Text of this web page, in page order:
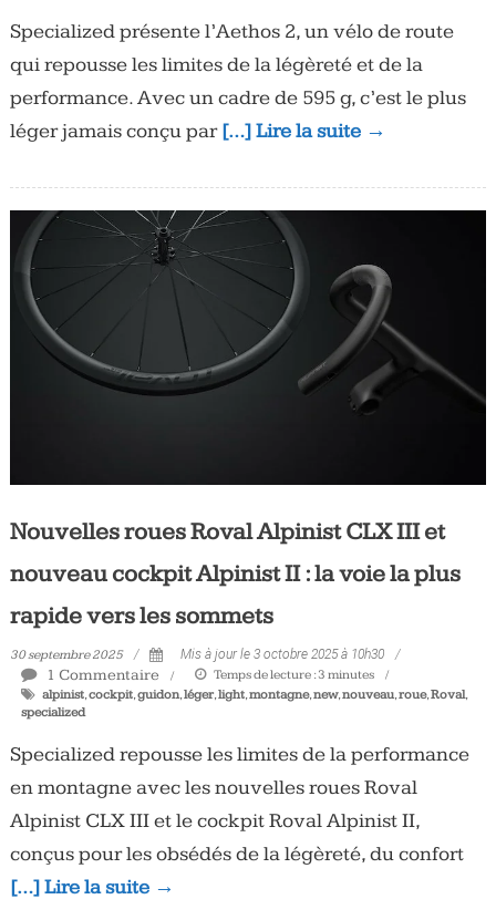
Specialized présente l’Aethos 2, un vélo de route
qui repousse les limites de la légèreté et de la
performance. Avec un cadre de 595 g, c’est le plus
léger jamais conçu par[…] Lire la suite →
Nouvelles roues Roval Alpinist CLX III et
nouveau cockpit Alpinist II : la voie la plus
rapide vers les sommets
30 septembre 2025 Mis à jour le 3 octobre 2025 à 10h30
1 Commentaire Temps de lecture :3 minutes
alpinist,cockpit,guidon,léger,light,montagne,new,nouveau,roue,Roval,
specialized
Specialized repousse les limites de la performance
en montagne avec les nouvelles roues Roval
Alpinist CLX III et le cockpit Roval Alpinist II,
conçus pour les obsédés de la légèreté, du confort
[…] Lire la suite →